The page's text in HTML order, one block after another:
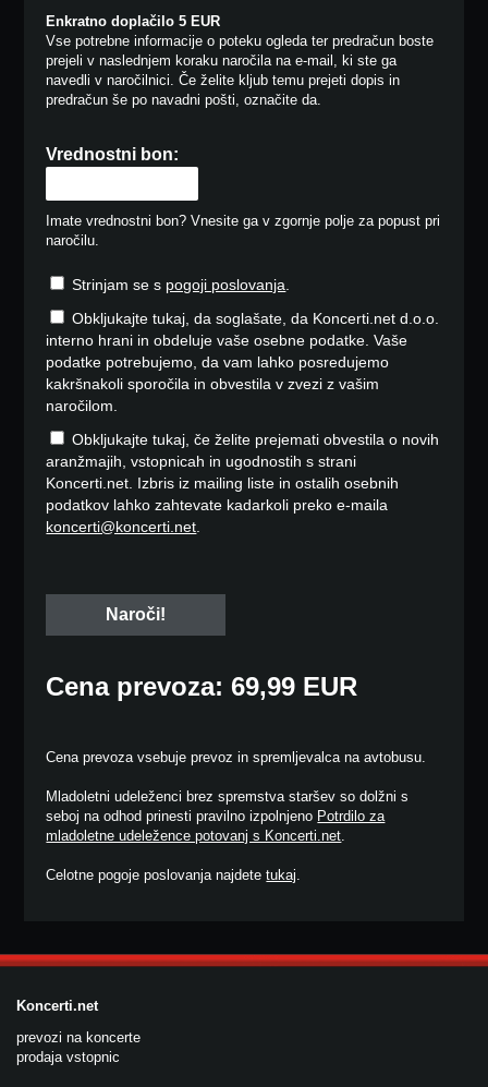
Enkratno doplačilo 5 EUR
Vse potrebne informacije o poteku ogleda ter predračun boste
prejeli v naslednjem koraku naročila na e-mail, ki ste ga
navedli v naročilnici. Če želite kljub temu prejeti dopis in
predračun še po navadni pošti, označite da.
Vrednostni bon:
Imate vrednostni bon? Vnesite ga v zgornje polje za popust pri
naročilu.
Strinjam se s pogoji poslovanja.
Obkljukajte tukaj, da soglašate, da Koncerti.net d.o.o.
interno hrani in obdeluje vaše osebne podatke. Vaše
podatke potrebujemo, da vam lahko posredujemo
kakršnakoli sporočila in obvestila v zvezi z vašim
naročilom.
Obkljukajte tukaj, če želite prejemati obvestila o novih
aranžmajih, vstopnicah in ugodnostih s strani
Koncerti.net. Izbris iz mailing liste in ostalih osebnih
podatkov lahko zahtevate kadarkoli preko e-maila
koncerti@koncerti.net.
Cena prevoza: 69,99 EUR
Cena prevoza vsebuje prevoz in spremljevalca na avtobusu.
Mladoletni udeleženci brez spremstva staršev so dolžni s
seboj na odhod prinesti pravilno izpolnjeno Potrdilo za
mladoletne udeležence potovanj s Koncerti.net.
Celotne pogoje poslovanja najdetetukaj.
Koncerti.net
prevozi na koncerte
prodaja vstopnic